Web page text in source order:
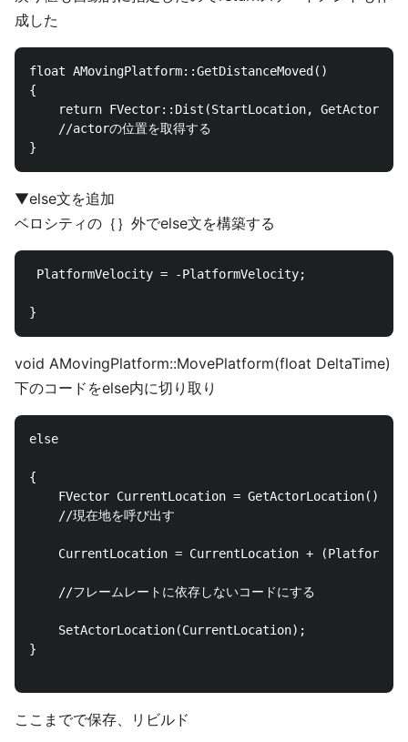
成した
float AMovingPlatform::GetDistanceMoved()
{
▼else文を追加
ベロシティの｛｝外でelse文を構築する
PlatformVelocity = -PlatformVelocity;
void AMovingPlatform::MovePlatform(float DeltaTime)
下のコードをelse内に切り取り
else
{
}
ここまでで保存、リビルド